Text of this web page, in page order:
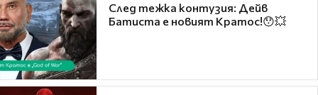
След тежка контузия: Дейв
Батиста е новият Кратос!😯💥